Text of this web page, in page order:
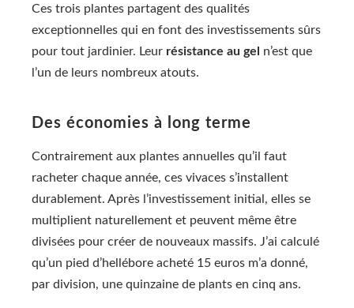
Ces trois plantes partagent des qualités
exceptionnelles qui en font des investissements sûrs
pour tout jardinier. Leur résistance au gel
n’est que
l’un de leurs nombreux atouts.
Des économies à long terme
Contrairement aux plantes annuelles qu’il faut
racheter chaque année, ces vivaces s’installent
durablement. Après l’investissement initial, elles se
multiplient naturellement et peuvent même être
divisées pour créer de nouveaux massifs. J’ai calculé
qu’un pied d’hellébore acheté 15 euros m’a donné,
par division, une quinzaine de plants en cinq ans.